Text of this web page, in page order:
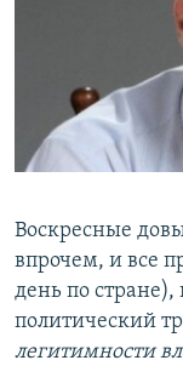
РАСПИСАНИЕ
ПОДПИШИТЕСЬ
СОЦИАЛЬНЫЕ СЕТИ
Все сайты
Воскресные
впрочем, и все
день по
политический
легитимности